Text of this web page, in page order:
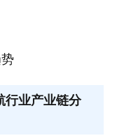
业产业链分